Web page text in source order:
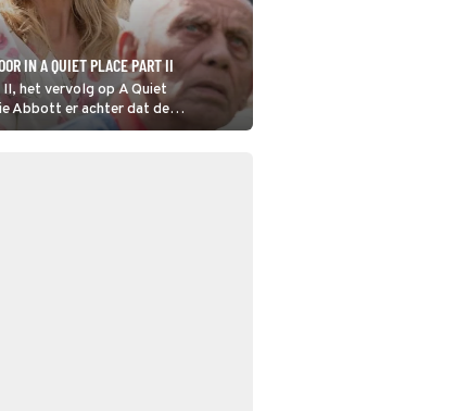
IN A QUIET PLACE PART II
het vervolg op A Quiet
Abbott er achter dat de
gevoelig gehoor niet de enige